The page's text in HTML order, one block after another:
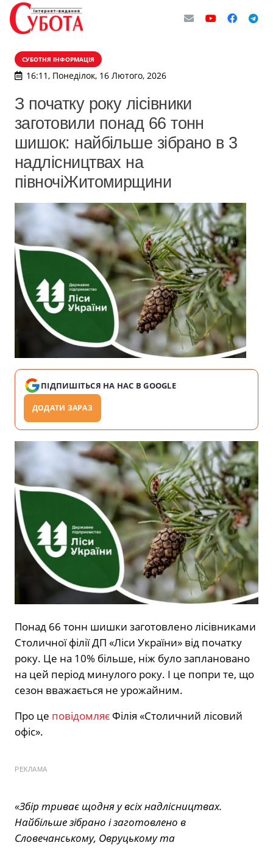
СУБОТНЯ ІНФОРМАЦІЯ
16:11, Понеділок, 16 Лютого, 2026
З початку року лісівники
заготовили понад 66 тонн
шишок: найбільше зібрано в 3
надлісництвах на
півночіЖитомирщини
ПІДПИШІТЬСЯ НА НАС В GOOGLE
ДОДАТИ ЗАРАЗ
Понад 66 тонн шишки заготовлено лісівниками
Столичної філії ДП «Ліси України» від початку
року. Це на 10% більше, ніж було заплановано
на цей період минулого року. І це попри те, що
сезон вважається не урожайним.
Про це повідомляєФілія «Столичний лісовий
офіс».
РЕКЛАМА
«Збір триває щодня у всіх надлісництвах.
Найбільше зібрано і заготовлено в
Словечанському, Овруцькому та